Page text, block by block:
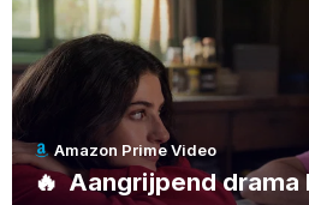
Amazon Prime Video
🔥Aangrijpend drama